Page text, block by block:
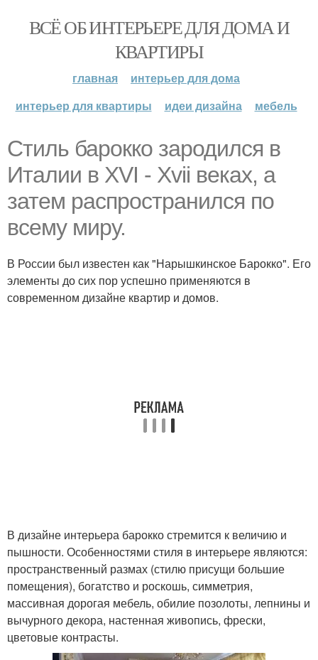
ВСЁ ОБ ИНТЕРЬЕРЕ ДЛЯ ДОМА И
КВАРТИРЫ
главная
интерьер для дома
интерьер для квартиры
идеи дизайна мебель
Стиль барокко зародился в
Италии в XVI - Xvii веках, а
затем распространился по
всему миру.
В России был известен как "Нарышкинское Барокко". Его
элементы до сих пор успешно применяются в
современном дизайне квартир и домов.
В дизайне интерьера барокко стремится к величию и
пышности. Особенностями стиля в интерьере являются:
пространственный размах (стилю присущи большие
помещения), богатство и роскошь, симметрия,
массивная дорогая мебель, обилие позолоты, лепнины и
вычурного декора, настенная живопись, фрески,
цветовые контрасты.